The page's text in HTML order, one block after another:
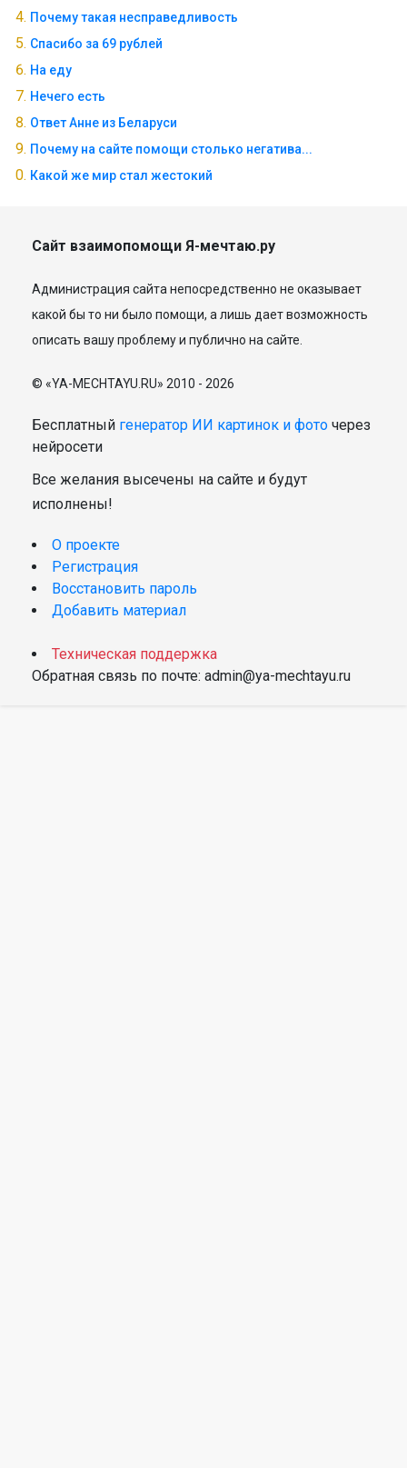
Почему такая несправедливость
Спасибо за 69 рублей
На еду
Нечего есть
Ответ Анне из Беларуси
Почему на сайте помощи столько негатива...
Какой же мир стал жестокий
Сайт взаимопомощи Я-мечтаю.ру
Администрация сайта непосредственно не оказывает
какой бы то ни было помощи, а лишь дает возможность
описать вашу проблему и публично на сайте.
© «YA-MECHTAYU.RU» 2010 - 2026
Бесплатный генератор ИИ картинок и фото через
нейросети
Все желания высечены на сайте и будут
исполнены!
О проекте
Регистрация
Восстановить пароль
Добавить материал
Техническая поддержка
Обратная связь по почте: admin@ya-mechtayu.ru